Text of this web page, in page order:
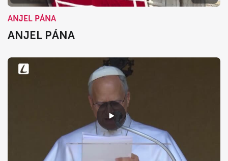
ANJEL PÁNA
ANJEL PÁNA